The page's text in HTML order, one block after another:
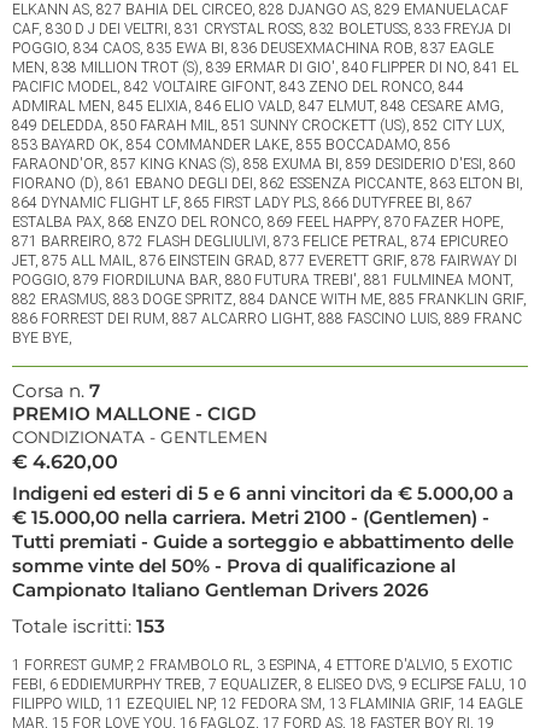
ELKANN AS, 827 BAHIA DEL CIRCEO, 828 DJANGO AS, 829 EMANUELACAF
CAF, 830 D J DEI VELTRI, 831 CRYSTAL ROSS, 832 BOLETUSS, 833 FREYJA DI
POGGIO, 834 CAOS, 835 EWA BI, 836 DEUSEXMACHINA ROB, 837 EAGLE
MEN, 838 MILLION TROT (S), 839 ERMAR DI GIO', 840 FLIPPER DI NO, 841 EL
PACIFIC MODEL, 842 VOLTAIRE GIFONT, 843 ZENO DEL RONCO, 844
ADMIRAL MEN, 845 ELIXIA, 846 ELIO VALD, 847 ELMUT, 848 CESARE AMG,
849 DELEDDA, 850 FARAH MIL, 851 SUNNY CROCKETT (US), 852 CITY LUX,
853 BAYARD OK, 854 COMMANDER LAKE, 855 BOCCADAMO, 856
FARAOND'OR, 857 KING KNAS (S), 858 EXUMA BI, 859 DESIDERIO D'ESI, 860
FIORANO (D), 861 EBANO DEGLI DEI, 862 ESSENZA PICCANTE, 863 ELTON BI,
864 DYNAMIC FLIGHT LF, 865 FIRST LADY PLS, 866 DUTYFREE BI, 867
ESTALBA PAX, 868 ENZO DEL RONCO, 869 FEEL HAPPY, 870 FAZER HOPE,
871 BARREIRO, 872 FLASH DEGLIULIVI, 873 FELICE PETRAL, 874 EPICUREO
JET, 875 ALL MAIL, 876 EINSTEIN GRAD, 877 EVERETT GRIF, 878 FAIRWAY DI
POGGIO, 879 FIORDILUNA BAR, 880 FUTURA TREBI', 881 FULMINEA MONT,
882 ERASMUS, 883 DOGE SPRITZ, 884 DANCE WITH ME, 885 FRANKLIN GRIF,
886 FORREST DEI RUM, 887 ALCARRO LIGHT, 888 FASCINO LUIS, 889 FRANC
BYE BYE,
Corsa n. 7
PREMIO MALLONE - CIGD
CONDIZIONATA - GENTLEMEN
€ 4.620,00
Indigeni ed esteri di 5 e 6 anni vincitori da € 5.000,00 a
€ 15.000,00 nella carriera. Metri 2100 - (Gentlemen) -
Tutti premiati - Guide a sorteggio e abbattimento delle
somme vinte del 50% - Prova di qualificazione al
Campionato Italiano Gentleman Drivers 2026
Totale iscritti: 153
1 FORREST GUMP, 2 FRAMBOLO RL, 3 ESPINA, 4 ETTORE D'ALVIO, 5 EXOTIC
FEBI, 6 EDDIEMURPHY TREB, 7 EQUALIZER, 8 ELISEO DVS, 9 ECLIPSE FALU, 10
FILIPPO WILD, 11 EZEQUIEL NP, 12 FEDORA SM, 13 FLAMINIA GRIF, 14 EAGLE
MAR, 15 FOR LOVE YOU, 16 FAGLOZ, 17 FORD AS, 18 FASTER BOY RI, 19